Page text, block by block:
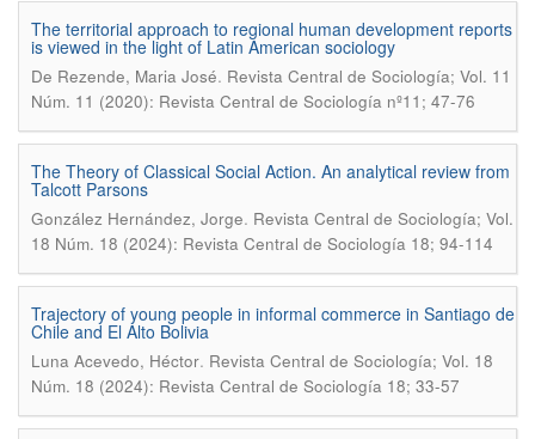
The territorial approach to regional human development reports
is viewed in the light of Latin American sociology
De Rezende, Maria José. Revista Central de Sociología; Vol. 11
Núm. 11 (2020): Revista Central de Sociología nº11; 47-76
The Theory of Classical Social Action. An analytical review from
Talcott Parsons
González Hernández, Jorge. Revista Central de Sociología; Vol.
18 Núm. 18 (2024): Revista Central de Sociología 18; 94-114
Trajectory of young people in informal commerce in Santiago de
Chile and El Alto Bolivia
Luna Acevedo, Héctor. Revista Central de Sociología; Vol. 18
Núm. 18 (2024): Revista Central de Sociología 18; 33-57